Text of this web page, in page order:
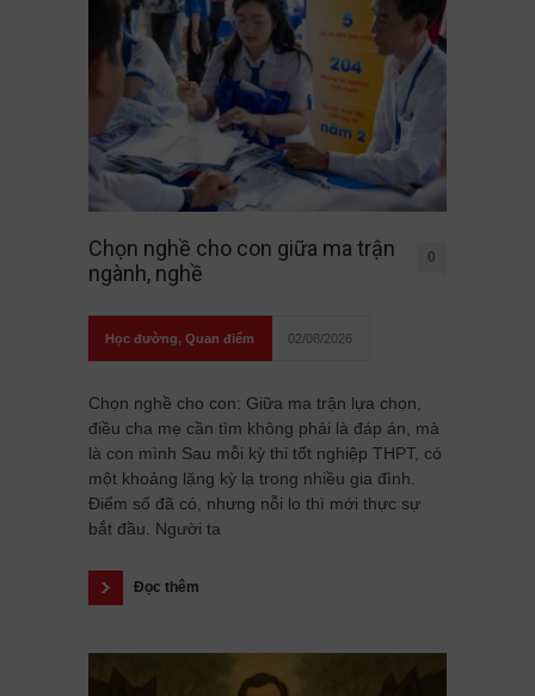
Chọn nghề cho con giữa ma trận
ngành, nghề
0
Học đường, Quan điểm 02/08/2026
Chọn nghề cho con: Giữa ma trận lựa chọn,
điều cha mẹ cần tìm không phải là đáp án, mà
là con mình Sau mỗi kỳ thi tốt nghiệp THPT, có
một khoảng lặng kỳ lạ trong nhiều gia đình.
Điểm số đã có, nhưng nỗi lo thì mới thực sự
bắt đầu. Người ta
Đọc thêm